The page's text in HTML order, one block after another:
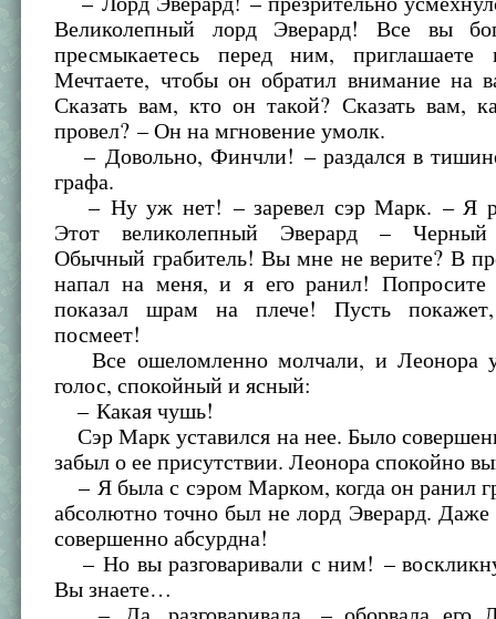
Великолепный лорд Эверард! Все вы
пресмыкаетесь перед ним,
Мечтаете, чтобы он обратил внимание на
Сказать вам, кто он такой? Сказать вам,
провел? – Он на мгновение умолк.
– Довольно, Финчли! – раздался в
графа.
– Ну уж нет! – заревел сэр Марк. – Я
Этот великолепный Эверард –
Обычный грабитель! Вы мне не верите? В
напал на меня, и я его ранил! Попросите
показал шрам на плече! Пусть
посмеет!
Все ошеломленно молчали, и Леонора
голос, спокойный и ясный:
– Какая чушь!
Сэр Марк уставился на нее. Было
забыл о ее присутствии. Леонора спокойно
– Я была с сэром Марком, когда он ранил
абсолютно точно был не лорд Эверард.
совершенно абсурдна!
– Но вы разговаривали с ним! –
Вы знаете…